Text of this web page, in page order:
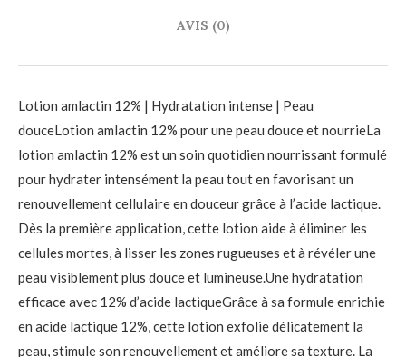
AVIS (0)
Lotion amlactin 12% | Hydratation intense | Peau
douceLotion amlactin 12% pour une peau douce et nourrieLa
lotion amlactin 12% est un soin quotidien nourrissant formulé
pour hydrater intensément la peau tout en favorisant un
renouvellement cellulaire en douceur grâce à l’acide lactique.
Dès la première application, cette lotion aide à éliminer les
cellules mortes, à lisser les zones rugueuses et à révéler une
peau visiblement plus douce et lumineuse.Une hydratation
efficace avec 12% d’acide lactiqueGrâce à sa formule enrichie
en acide lactique 12%, cette lotion exfolie délicatement la
peau, stimule son renouvellement et améliore sa texture. La